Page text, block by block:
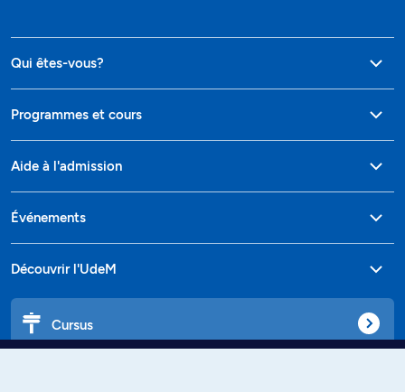
Qui êtes-vous?
Programmes et cours
Aide à l'admission
Événements
Découvrir l'UdeM
Cursus